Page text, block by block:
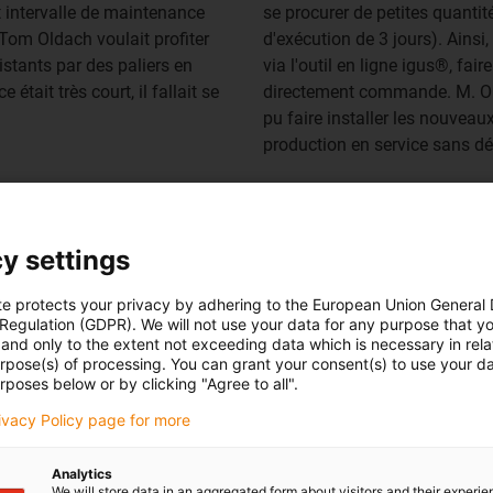
intervalle de maintenance
Oldach voulait profiter
par des paliers en
était très court, il fallait se
se procurer de petites
d'exécution de 3 jours).
via l'outil en ligne igus®,
directement commande. M.
pu faire installer les
production en service sans
intervalle de maintenance pour remplacer
rapide de l'offre et l'envoi express du
et de remettre la ligne de production en
KG]
settings
protects your privacy by adhering to the European Union General
(GDPR). We will not use your data for any purpose that
only to the extent not exceeding data which is necessary in
of processing. You can grant your consent(s) to use your
below or by clicking "Agree to all".
Policy page for more
Analytics